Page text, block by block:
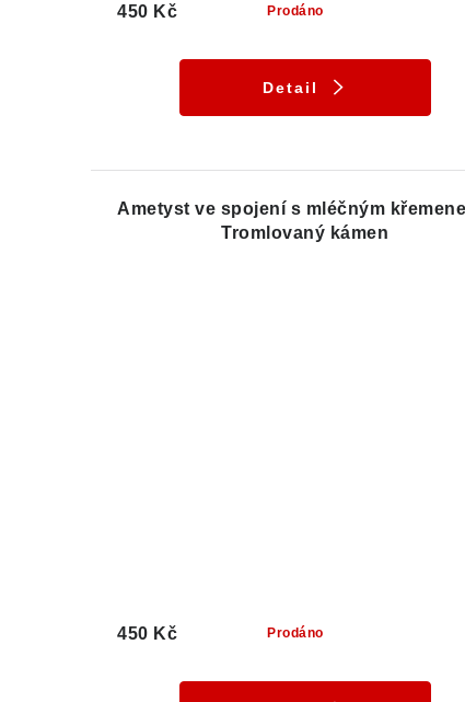
Prodáno
450 Kč
Detail
Ametyst ve spojení s mléčným
Tromlovaný kámen
Prodáno
450 Kč